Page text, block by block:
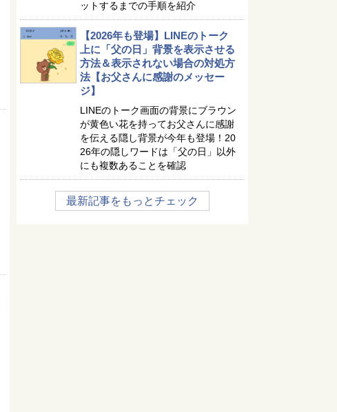
ットするまでの手順を紹介
【2026年も登場】LINEのトーク
上に「父の日」背景を表示させる
方法＆表示されない場合の対処方
法【お父さんに感謝のメッセー
ジ】
LINEのトーク画面の背景にブラウン
が黄色い花を持ってお父さんに感謝
を伝える隠し背景が今年も登場！20
26年の隠しワードは「父の日」以外
にも複数あることを確認
最新記事をもっとチェック